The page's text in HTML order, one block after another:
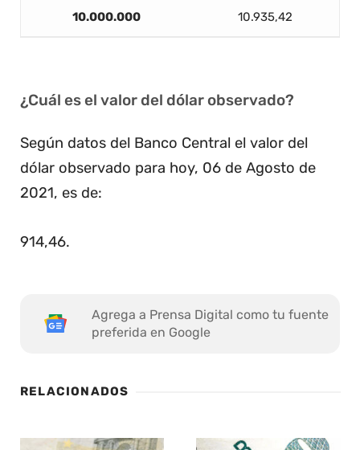
10.000.000 10.935,42
¿Cuál es el valor del dólar observado?
Según datos del Banco Central el valor del
dólar observado para hoy, 06 de Agosto de
2021, es de:
914,46.
Agrega a Prensa Digital como tu fuente
preferida en Google
RELACIONADOS